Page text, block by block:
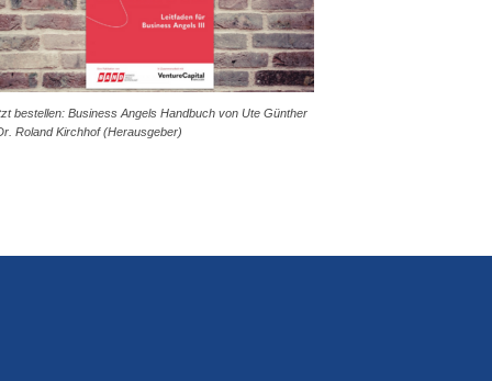
bestellen: Business Angels Handbuch von Ute Günther
Roland Kirchhof (Herausgeber)